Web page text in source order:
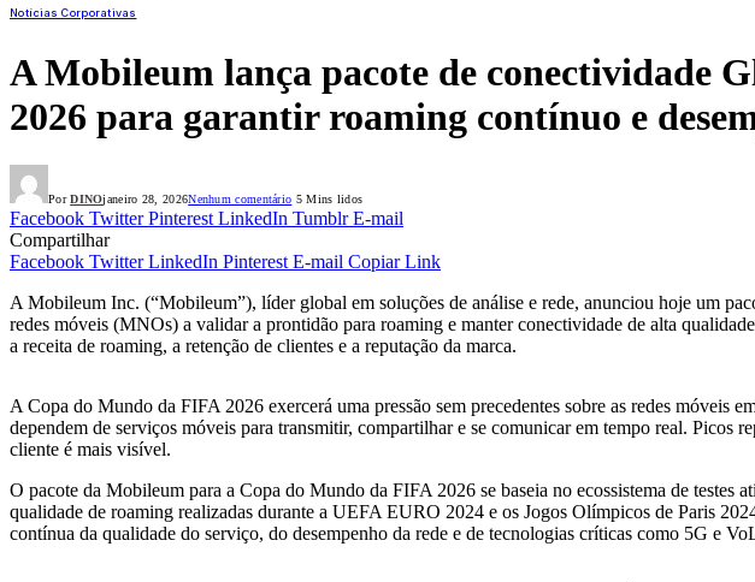
Notícias Corporativas
A Mobileum lança pacote de conectividade
2026 para garantir roaming contínuo e
Por DINOjaneiro 28, 2026Nenhum comentário 5 Mins lidos
Facebook Twitter Pinterest LinkedIn Tumblr E-mail
Compartilhar
Facebook Twitter LinkedIn Pinterest E-mail Copiar Link
A Mobileum Inc. (“Mobileum”), líder global em soluções de análise e rede, anunciou hoje um
redes móveis (MNOs) a validar a prontidão para roaming e manter conectividade de alta
a receita de roaming, a retenção de clientes e a reputação da marca.
A Copa do Mundo da FIFA 2026 exercerá uma pressão sem precedentes sobre as redes móveis
dependem de serviços móveis para transmitir, compartilhar e se comunicar em tempo real. Picos
cliente é mais visível.
O pacote da Mobileum para a Copa do Mundo da FIFA 2026 se baseia no ecossistema de
qualidade de roaming realizadas durante a UEFA EURO 2024 e os Jogos Olímpicos de Paris
contínua da qualidade do serviço, do desempenho da rede e de tecnologias críticas como 5G e